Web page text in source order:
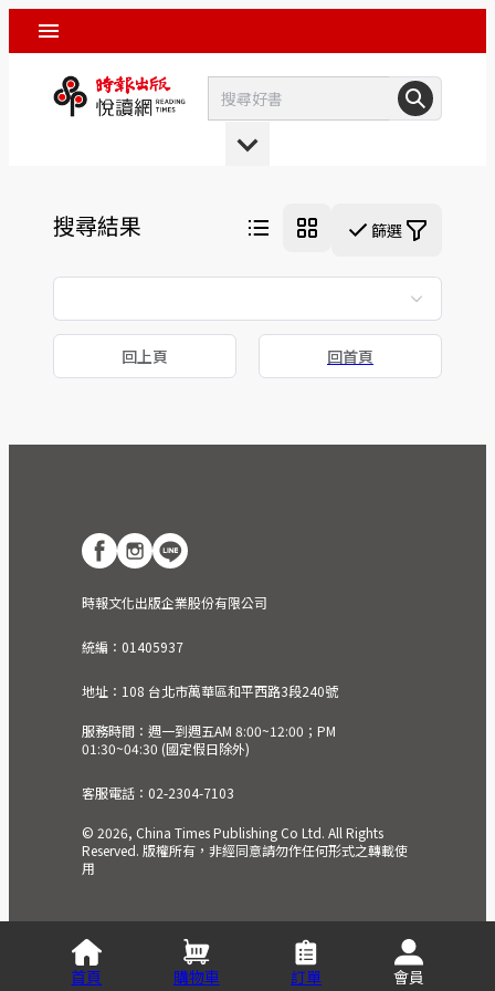
搜尋結果 篩選
回上頁 回首頁
時報文化出版企業股份有限公司
統編：01405937
地址：108 台北市萬華區和平西路3段240號
服務時間：週一到週五AM 8:00~12:00；PM
01:30~04:30 (國定假日除外)
客服電話：02-2304-7103
© 2026, China Times Publishing Co Ltd. All Rights
Reserved. 版權所有，非經同意請勿作任何形式之轉載使
用
首頁 購物車 訂單 會員